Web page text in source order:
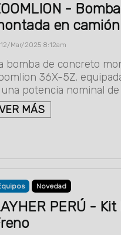
-
en
Mar/2025 8:12am
bomba de concreto
36X-5Z,
potencia nominal de
MÁS
Novedad
PERÚ -